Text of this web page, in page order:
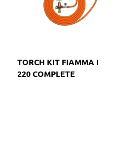
TORCH KIT FIAMMA I
220 COMPLETE